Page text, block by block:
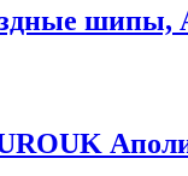
шипы,